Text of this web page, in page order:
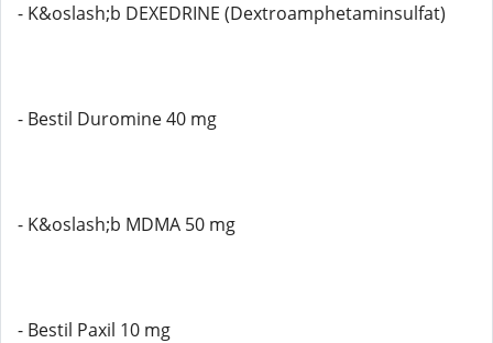
- K&oslash;b DEXEDRINE (Dextroamphetaminsulfat)
- Bestil Duromine 40 mg
- K&oslash;b MDMA 50 mg
- Bestil Paxil 10 mg